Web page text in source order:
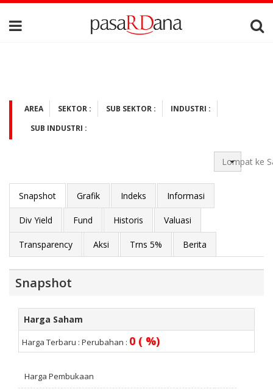
AREA SEKTOR : SUB SEKTOR :
INDUSTRI :
SUB INDUSTRI :
Lompat ke
Snapshot Grafik Indeks Informasi
Div Yield Fund Historis Valuasi
Transparency Aksi Trns 5% Berita
Snapshot
Harga Saham
Harga Terbaru : Perubahan : 0 ( %)
Harga Pembukaan